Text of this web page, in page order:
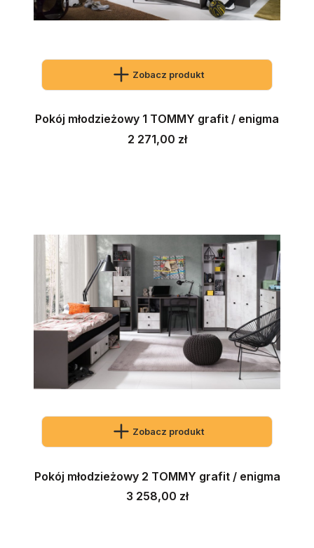
Zobacz produkt
Pokój młodzieżowy 1 TOMMY grafit / enigma
Cena
2 271,00 zł
Zobacz produkt
Pokój młodzieżowy 2 TOMMY grafit / enigma
Cena
3 258,00 zł